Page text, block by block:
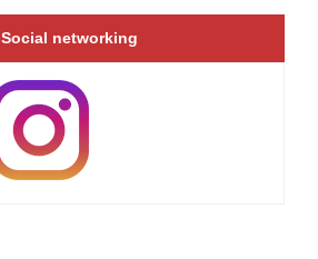
Social networking